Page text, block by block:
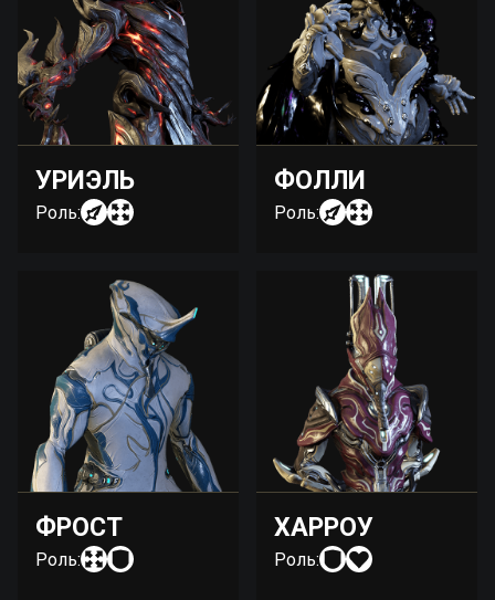
УРИЭЛЬ
Роль:
ФОЛЛИ
Роль:
ФРОСТ
Роль:
ХАРРОУ
Роль: